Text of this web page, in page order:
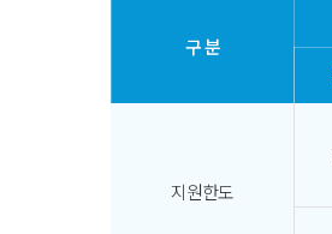
구 분
지원한도